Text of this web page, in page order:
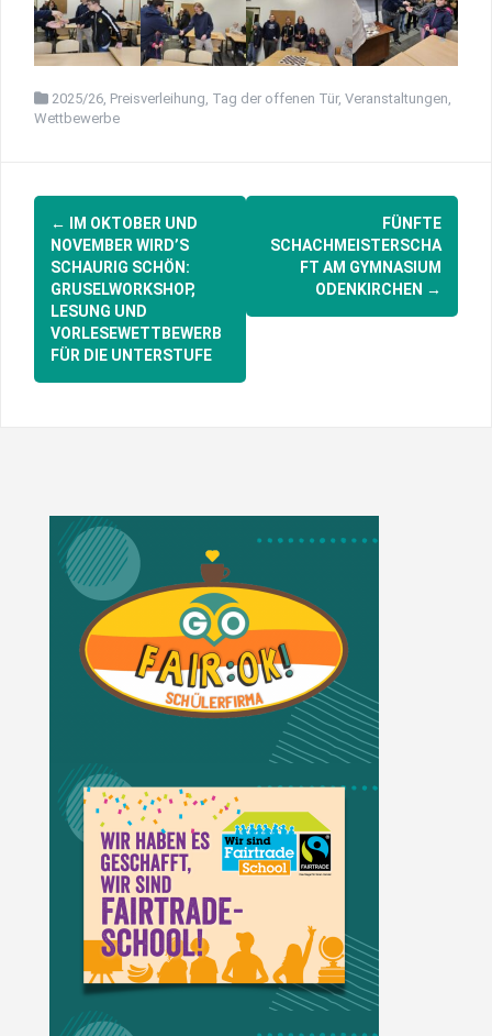
2025/26 Preisverleihung Tag der offenen Tür, Veranstaltungen
Wettbewerbe
Post
navigation
← IM OKTOBER UND
NOVEMBER WIRD’S
SCHAURIG SCHÖN:
GRUSELWORKSHOP,
LESUNG UND
VORLESEWETTBEWERB
FÜR DIE UNTERSTUFE
FÜNFTE
SCHACHMEISTERSCHA
FT AM GYMNASIUM
ODENKIRCHEN →